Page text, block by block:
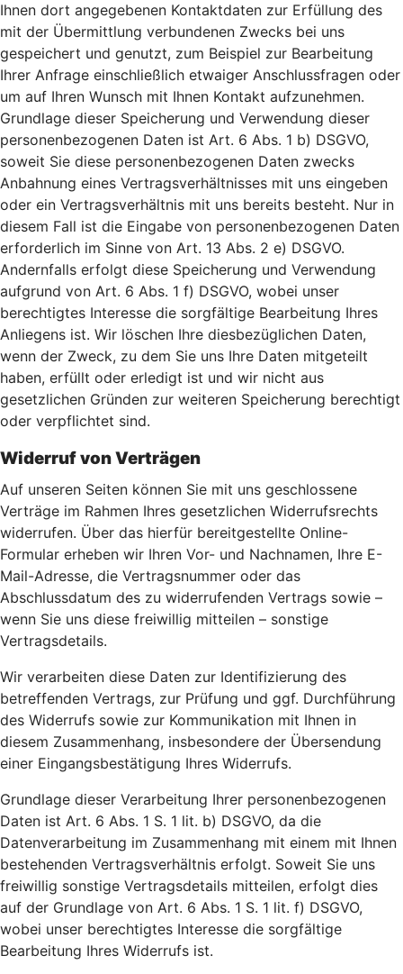
Ihnen dort angegebenen Kontaktdaten zur Erfüllung des
mit der Übermittlung verbundenen Zwecks bei uns
gespeichert und genutzt, zum Beispiel zur Bearbeitung
Ihrer Anfrage einschließlich etwaiger Anschlussfragen oder
um auf Ihren Wunsch mit Ihnen Kontakt aufzunehmen.
Grundlage dieser Speicherung und Verwendung dieser
personenbezogenen Daten ist Art. 6 Abs. 1 b) DSGVO,
soweit Sie diese personenbezogenen Daten zwecks
Anbahnung eines Vertragsverhältnisses mit uns eingeben
oder ein Vertragsverhältnis mit uns bereits besteht. Nur in
diesem Fall ist die Eingabe von personenbezogenen Daten
erforderlich im Sinne von Art. 13 Abs. 2 e) DSGVO.
Andernfalls erfolgt diese Speicherung und Verwendung
aufgrund von Art. 6 Abs. 1 f) DSGVO, wobei unser
berechtigtes Interesse die sorgfältige Bearbeitung Ihres
Anliegens ist. Wir löschen Ihre diesbezüglichen Daten,
wenn der Zweck, zu dem Sie uns Ihre Daten mitgeteilt
haben, erfüllt oder erledigt ist und wir nicht aus
gesetzlichen Gründen zur weiteren Speicherung berechtigt
oder verpflichtet sind.
Widerruf von Verträgen
Auf unseren Seiten können Sie mit uns geschlossene
Verträge im Rahmen Ihres gesetzlichen Widerrufsrechts
widerrufen. Über das hierfür bereitgestellte Online-
Formular erheben wir Ihren Vor- und Nachnamen, Ihre E-
Mail-Adresse, die Vertragsnummer oder das
Abschlussdatum des zu widerrufenden Vertrags sowie –
wenn Sie uns diese freiwillig mitteilen – sonstige
Vertragsdetails.
Wir verarbeiten diese Daten zur Identifizierung des
betreffenden Vertrags, zur Prüfung und ggf. Durchführung
des Widerrufs sowie zur Kommunikation mit Ihnen in
diesem Zusammenhang, insbesondere der Übersendung
einer Eingangsbestätigung Ihres Widerrufs.
Grundlage dieser Verarbeitung Ihrer personenbezogenen
Daten ist Art. 6 Abs. 1 S. 1 lit. b) DSGVO, da die
Datenverarbeitung im Zusammenhang mit einem mit Ihnen
bestehenden Vertragsverhältnis erfolgt. Soweit Sie uns
freiwillig sonstige Vertragsdetails mitteilen, erfolgt dies
auf der Grundlage von Art. 6 Abs. 1 S. 1 lit. f) DSGVO,
wobei unser berechtigtes Interesse die sorgfältige
Bearbeitung Ihres Widerrufs ist.